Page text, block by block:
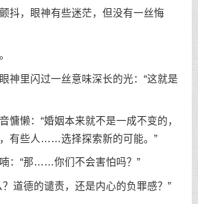
抖，眼神有些迷茫，但没有一丝悔
神里闪过一丝意味深长的光：“这就是
慵懒：“婚姻本来就不是一成不变的，
有些人……选择探索新的可能。”
：“那……你们不会害怕吗？”
？道德的谴责，还是内心的负罪感？”